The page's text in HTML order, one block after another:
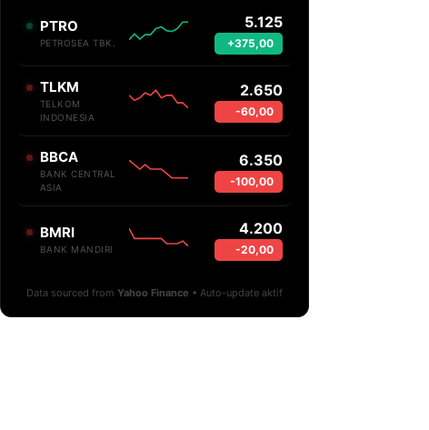
PTRO
PETROSEA TBK.
5.125
+375,00
TLKM
TELKOM
INDONESIA
2.650
-60,00
BBCA
BANK CENTRAL
ASIA
6.350
-100,00
BMRI
BANK MANDIRI
4.200
-20,00
Data sourced from Yahoo Finance • Auto-update aktif